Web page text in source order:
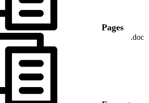
Pages
.doc